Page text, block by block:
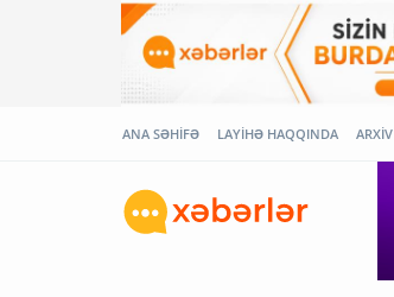
ANA SƏHİFƏ LAYİHƏ HAQQINDA ARXİV